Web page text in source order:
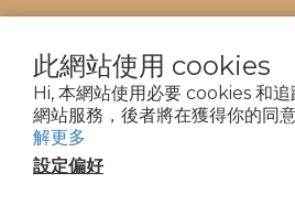
此網站使用 cookies
Hi, 本網站使用必要 cookies 和
網站服務，後者將在獲得你的同
解更多
設定偏好